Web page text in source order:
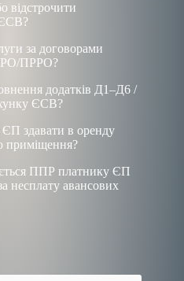
відстрочити
ЄСВ?
за договорами
ПРРО?
додатків Д1–Д6 /
ЄСВ?
здавати в оренду
приміщення?
ППР платнику ЄП
несплату авансових